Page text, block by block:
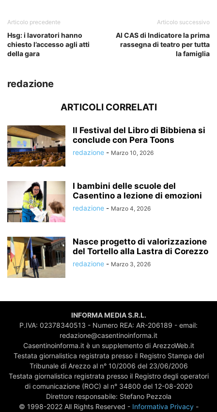
Articolo precedente
Hsg: i lavoratori hanno
chiesto l’accesso agli atti
della gara
Articolo successivo
Al CAS di Indicatore la prima
rassegna di teatro per tutta
la famiglia
redazione
ARTICOLI CORRELATI
Il Festival del Libro di Bibbiena si
conclude con Pera Toons
redazione - Marzo 10, 2026
I bambini delle scuole del
Casentino a lezione di emozioni
redazione - Marzo 4, 2026
Nasce progetto di valorizzazione
del Tortello alla Lastra di Corezzo
redazione - Marzo 3, 2026
INFORMA MEDIA S.R.L.
P.IVA: 02378340513 - Numero REA: AR-206189 - email:
redazione@casentinoinforma.it
Casentinoinforma.it è un supplemento di ArezzoWeb.it
Testata giornalistica registrata presso il Registro Stampa del
Tribunale di Arezzo al n° 10/2006 del 23/06/2006
Testata giornalistica registrata presso il Registro degli operatori
di comunicazione (ROC) al n° 34800 del 12-08-2020
Direttore responsabile: Stefano Pezzola
© 1998-2022 All Rights Reserved - Informativa Privacy-